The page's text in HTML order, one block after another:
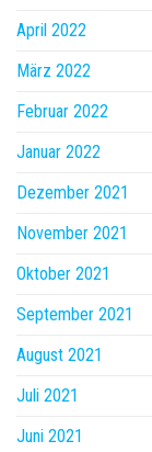
April 2022
März 2022
Februar 2022
Januar 2022
Dezember 2021
November 2021
Oktober 2021
September 2021
August 2021
Juli 2021
Juni 2021